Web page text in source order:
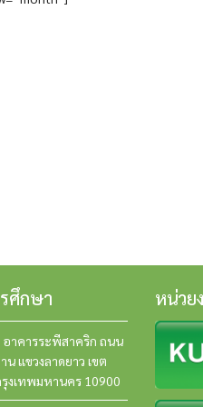
ศึกษา
อาคารระพีสาคริก ถนน
น แขวงลาดยาว เขต
งเทพมหานคร 10900
หน่วย